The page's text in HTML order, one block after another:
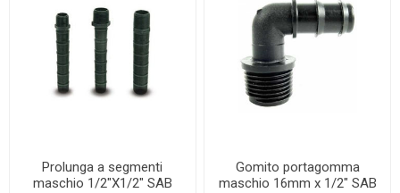
Prolunga a segmenti
maschio 1/2"X1/2" SAB
Gomito portagomma
maschio 16mm x 1/2" SAB